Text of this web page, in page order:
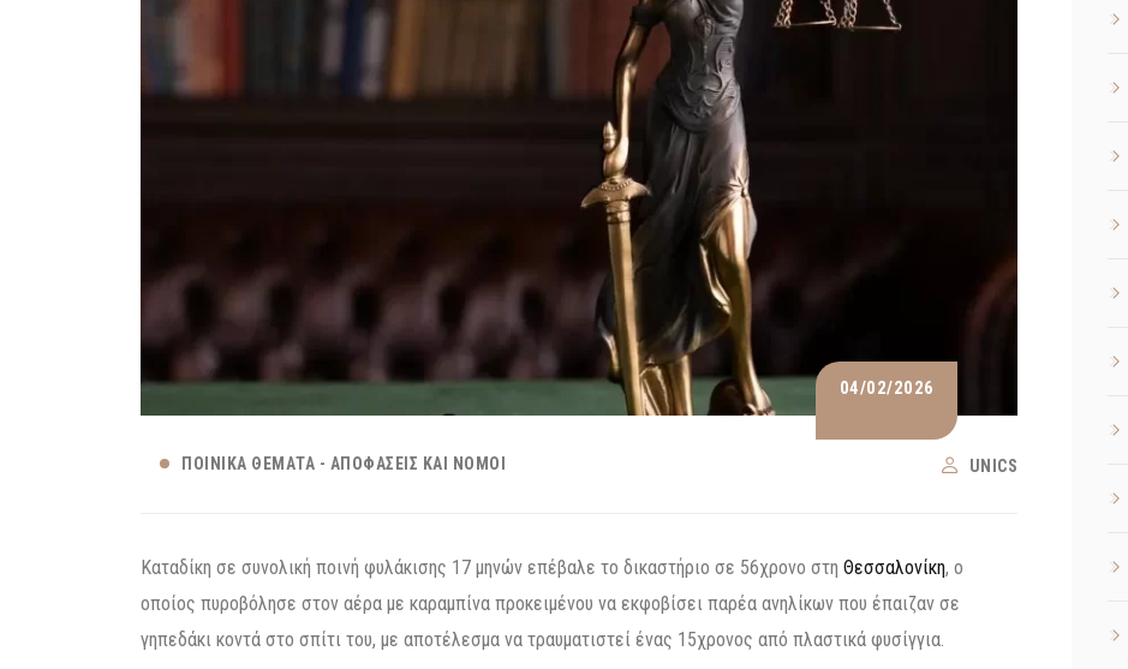
04/02/2026
ΠΟΙΝΙΚΆ ΘΈΜΑΤΑ - ΑΠΟΦΆΣΕΙΣ ΚΑΙ ΝΌΜΟΙ UNICS
Καταδίκη σε συνολική ποινή φυλάκισης 17 μηνών επέβαλε το δικαστήριο σε 56χρονο στη Θεσσαλονίκη, ο
οποίος πυροβόλησε στον αέρα με καραμπίνα προκειμένου να εκφοβίσει παρέα ανηλίκων που έπαιζαν σε
γηπεδάκι κοντά στο σπίτι του, με αποτέλεσμα να τραυματιστεί ένας 15χρονος από πλαστικά φυσίγγια.